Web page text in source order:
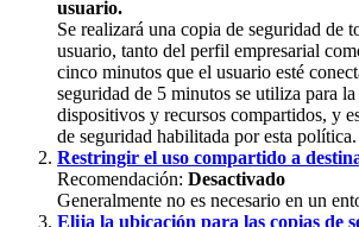
usuario.
Se realizará una copia de seguridad de
usuario, tanto del perfil empresarial
cinco minutos que el usuario esté
seguridad de 5 minutos se utiliza para la
dispositivos y recursos compartidos, y
de seguridad habilitada por esta política.
Restringir el uso compartido a
Recomendación: Desactivado
Generalmente no es necesario en un
Elija la ubicación para las copias de